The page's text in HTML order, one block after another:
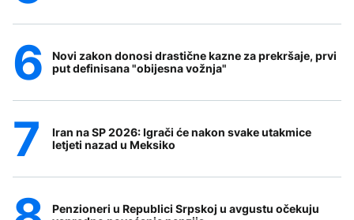
Novi zakon donosi drastične kazne za prekršaje, prvi
put definisana "obijesna vožnja"
Iran na SP 2026: Igrači će nakon svake utakmice
letjeti nazad u Meksiko
Penzioneri u Republici Srpskoj u avgustu očekuju